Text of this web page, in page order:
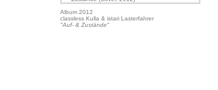
Album 2012
classless Kulla & istari Lasterfahrer
"Auf- & Zustände"